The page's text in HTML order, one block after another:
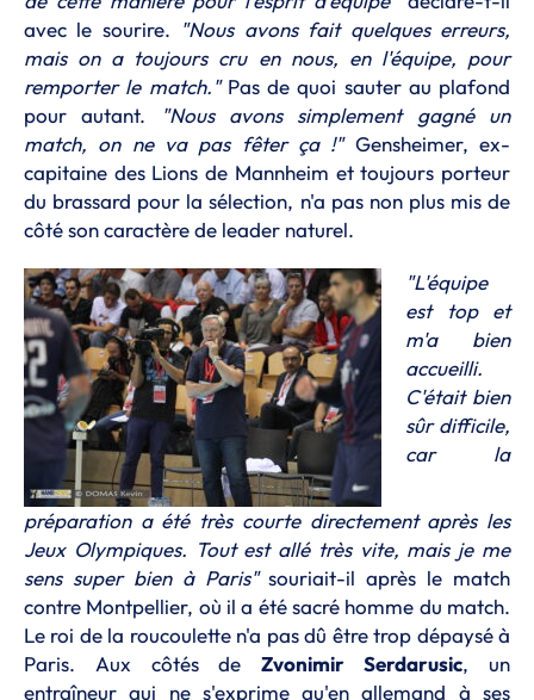
avec le sourire. "Nous avons fait quelques erreurs,
mais on a toujours cru en nous, en l'équipe, pour
remporter le match."Pas de quoi sauter au plafond
pour autant.
"Nous avons simplement gagné un
match, on ne va pas fêter ça !"Gensheimer, ex-
capitaine des Lions de Mannheim et toujours porteur
du brassard pour la sélection, n'a pas non plus mis de
côté son caractère de leader naturel.
"L'équipe
est top et
m'a bien
accueilli.
C'était bien
sûr difficile,
car la
préparation a été très courte directement après les
Jeux Olympiques. Tout est allé très vite, mais je me
sens super bien à Paris"souriait-il après le match
contre Montpellier, où il a été sacré homme du match.
Le roi de la roucoulette n'a pas dû être trop dépaysé à
Paris. Aux côtés deZvonimir Serdarusic, un
entraîneur qui ne s'exprime qu'en allemand à ses